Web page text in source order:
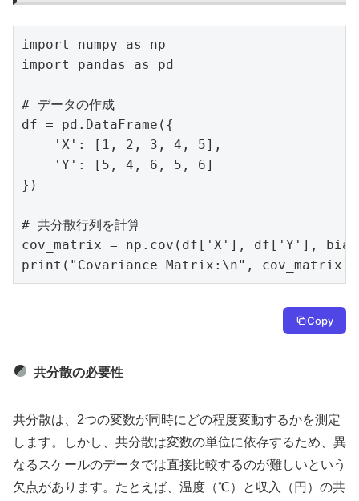
import numpy as np
import pandas as pd
# データの作成
df = pd.DataFrame({
    'X': [1, 2, 3, 4, 5],
    'Y': [5, 4, 6, 5, 6]
})
# 共分散行列を計算
cov_matrix = np.cov(df['X'], df['Y'],
print("Covariance Matrix:\n", cov_matrix)
Copy
共分散の必要性
共分散は、2つの変数が同時にどの程度変動するかを測定
します。しかし、共分散は変数の単位に依存するため、異
なるスケールのデータでは直接比較するのが難しいという
欠点があります。たとえば、温度（℃）と収入（円）の共